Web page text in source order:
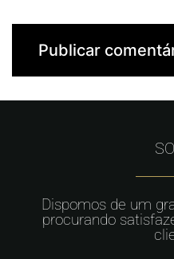
Dispomos de um
procurando